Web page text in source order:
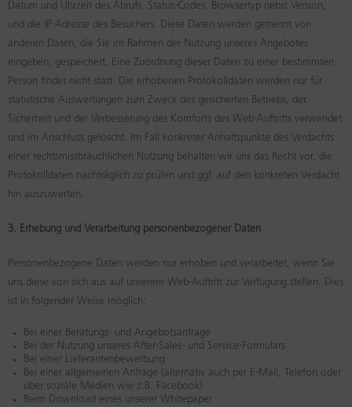
Datum und Uhrzeit des Abrufs, Status-Codes, Browsertyp nebst Version,
und die IP-Adresse des Besuchers. Diese Daten werden getrennt von
anderen Daten, die Sie im Rahmen der Nutzung unseres Angebotes
eingeben, gespeichert. Eine Zuordnung dieser Daten zu einer bestimmten
Person findet nicht statt. Die erhobenen Protokolldaten werden nur für
statistische Auswertungen zum Zweck des gesicherten Betriebs, der
Sicherheit und der Verbesserung des Komforts des Web-Auftritts verwendet
und im Anschluss gelöscht. Im Fall konkreter Anhaltspunkte des Verdachts
einer rechtsmissbräuchlichen Nutzung behalten wir uns das Recht vor, die
Protokolldaten nachträglich zu prüfen und ggf. auf den konkreten Verdacht
hin auszuwerten.
3. Erhebung und Verarbeitung personenbezogener Daten
Personenbezogene Daten werden nur erhoben und verarbeitet, wenn Sie
uns diese von sich aus auf unserem Web-Auftritt zur Verfügung stellen. Dies
ist in folgender Weise möglich:
Bei einer Beratungs- und Angebotsanfrage
Bei der Nutzung unseres After-Sales- und Service-Formulars
Bei einer Lieferantenbewerbung
Bei einer allgemeinen Anfrage (alternativ auch per E-Mail, Telefon oder
über soziale Medien wie z.B. Facebook)
Beim Download eines unserer Whitepaper